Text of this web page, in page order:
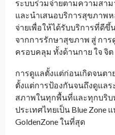
ระบบร่วมจ่ายตามความสา
และนำเสนอบริการสุขภาพ
จ่ายเพื่อให้ได้รับบริการที่ดี
จากการรักษาสุขภาพ สู่ กา
ครอบคลุม ทั้งด้านกาย ใจ จิต
การดูแลตั้งแต่ก่อนเกิดจนต
ตั้งแต่การป้องกันจนถึงดูแลร
สภาพในทุกพื้นที่และทุกบริ
ประเทศไทยเป็น Blue Zone
GoldenZone ในที่สุด